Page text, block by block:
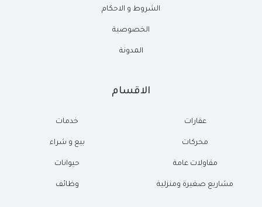
الشروط و الاحكام
الخصوصية
المدونة
الاقسام
عقارات
محركات
مقاولات عامة
مشاريع صغيرة ومنزلية
خدمات
بيع و شراء
حيوانات
وظائف